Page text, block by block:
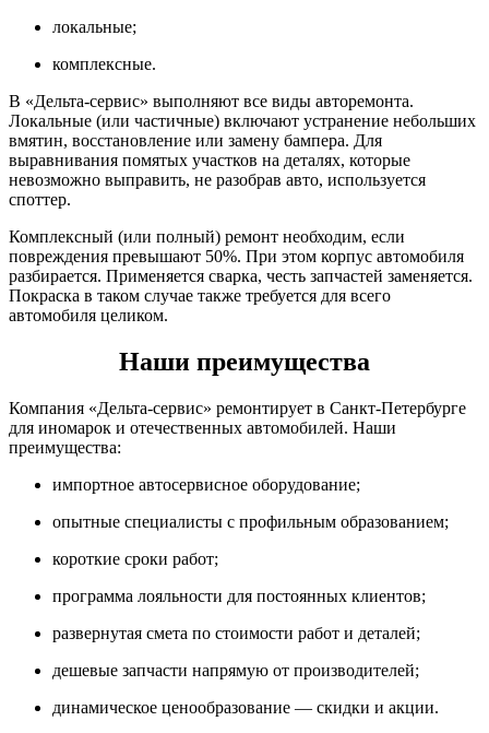
локальные;
комплексные.
В «Дельта-сервис» выполняют все виды авторемонта.
Локальные (или частичные) включают устранение небольших
вмятин, восстановление или замену бампера. Для
выравнивания помятых участков на деталях, которые
невозможно выправить, не разобрав авто, используется
споттер.
Комплексный (или полный) ремонт необходим, если
повреждения превышают 50%. При этом корпус автомобиля
разбирается. Применяется сварка, честь запчастей заменяется.
Покраска в таком случае также требуется для всего
автомобиля целиком.
Наши преимущества
Компания «Дельта-сервис» ремонтирует в Санкт-Петербурге
для иномарок и отечественных автомобилей. Наши
преимущества:
импортное автосервисное оборудование;
опытные специалисты с профильным образованием;
короткие сроки работ;
программа лояльности для постоянных клиентов;
развернутая смета по стоимости работ и деталей;
дешевые запчасти напрямую от производителей;
динамическое ценообразование — скидки и акции.